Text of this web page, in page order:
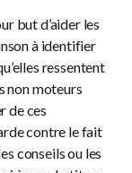
but d’aider les
à identifier
ressentent
non moteurs
de ces
contre le fait
conseils ou les